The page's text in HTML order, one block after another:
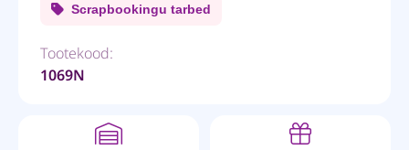
Scrapbookingu tarbed
Tootekood:
1069N